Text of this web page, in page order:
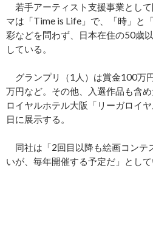
若手アーティスト支援事業とし
マは「Time is Life」で、「時」と
彩などを問わず、日本在住の50歳
している。
グランプリ（1人）は賞金100万
万円など。その他、入選作品も含
ロイヤルホテル大阪「リーガロイ
日に展示する。
同社は「2回目以降も絵画コンテ
いが、毎年開催する予定だ」として